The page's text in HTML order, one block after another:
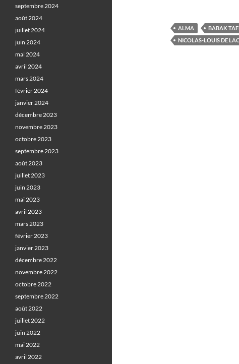
ALMA BABAK
NICOLAS-LOUIS DE
septembre 2024
août 2024
juillet 2024
juin 2024
mai 2024
avril 2024
mars 2024
février 2024
janvier 2024
décembre 2023
novembre 2023
octobre 2023
septembre 2023
août 2023
juillet 2023
juin 2023
mai 2023
avril 2023
mars 2023
février 2023
janvier 2023
décembre 2022
novembre 2022
octobre 2022
septembre 2022
août 2022
juillet 2022
juin 2022
mai 2022
avril 2022